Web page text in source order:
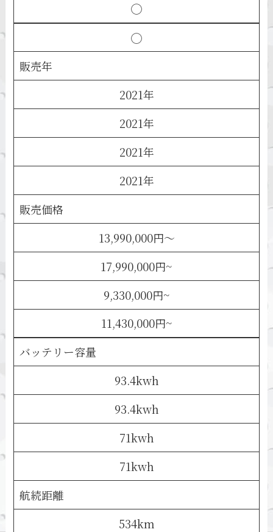
◯
◯
販売年
2021年
2021年
2021年
2021年
販売価格
13,990,000円〜
17,990,000円~
9,330,000円~
11,430,000円~
バッテリー容量
93.4kwh
93.4kwh
71kwh
71kwh
航続距離
534km